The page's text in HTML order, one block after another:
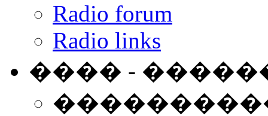
Radio forum
Radio links
���� -